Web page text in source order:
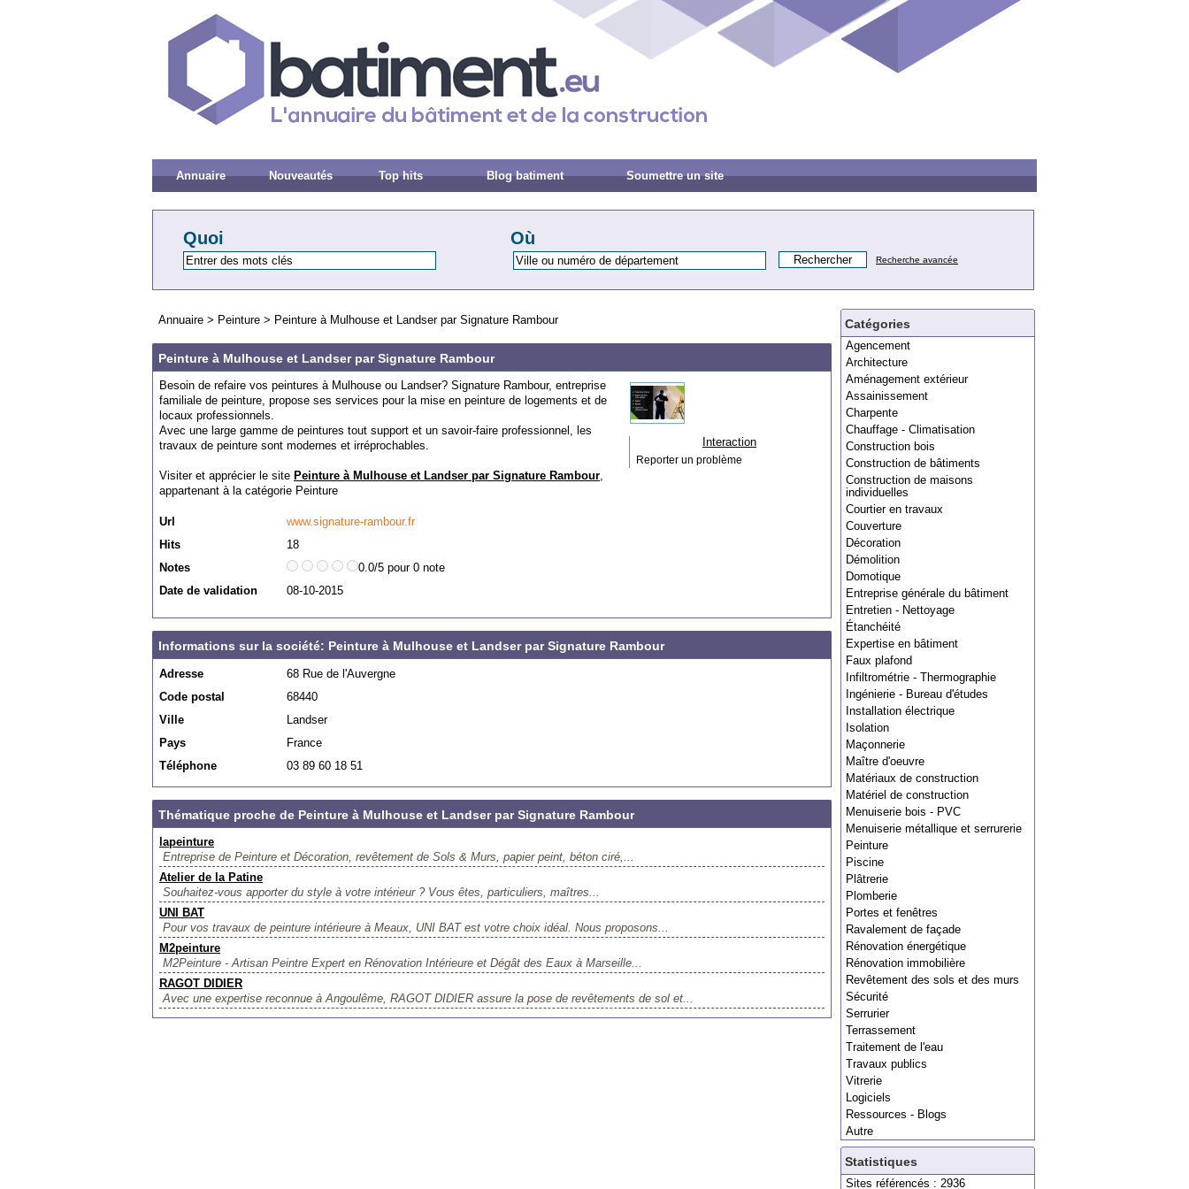
Annuaire Nouveautés Top hits Blog batiment Soumettre un site
Quoi Où
Recherche avancée
Catégories
Agencement
Architecture
Aménagement extérieur
Assainissement
Charpente
Chauffage - Climatisation
Construction bois
Construction de bâtiments
Construction de maisons
individuelles
Courtier en travaux
Couverture
Décoration
Démolition
Domotique
Entreprise générale du bâtiment
Entretien - Nettoyage
Étanchéité
Expertise en bâtiment
Faux plafond
Infiltrométrie - Thermographie
Ingénierie - Bureau d'études
Installation électrique
Isolation
Maçonnerie
Maître d'oeuvre
Matériaux de construction
Matériel de construction
Menuiserie bois - PVC
Menuiserie métallique et serrurerie
Peinture
Piscine
Plâtrerie
Plomberie
Portes et fenêtres
Ravalement de façade
Rénovation énergétique
Rénovation immobilière
Revêtement des sols et des murs
Sécurité
Serrurier
Terrassement
Traitement de l'eau
Travaux publics
Vitrerie
Logiciels
Ressources - Blogs
Autre
Statistiques
Sites référencés : 2936
Annuaire > Peinture > Peinture à Mulhouse et Landser par Signature Rambour
Peinture à Mulhouse et Landser par Signature Rambour
Besoin de refaire vos peintures à Mulhouse ou Landser? Signature Rambour, entreprise
familiale de peinture, propose ses services pour la mise en peinture de logements et de
locaux professionnels.
Avec une large gamme de peintures tout support et un savoir-faire professionnel, les
travaux de peinture sont modernes et irréprochables.
Visiter et apprécier le site Peinture à Mulhouse et Landser par Signature Rambour,
appartenant à la catégorie Peinture
Url
www.signature-rambour.fr
Hits
18
Notes
0.0/5 pour 0 note
Date de validation
08-10-2015
Interaction
Reporter un problème
Informations sur la société: Peinture à Mulhouse et Landser par Signature Rambour
Adresse
68 Rue de l'Auvergne
Code postal
68440
Ville
Landser
Pays
France
Téléphone
03 89 60 18 51
Thématique proche de Peinture à Mulhouse et Landser par Signature Rambour
lapeinture
Entreprise de Peinture et Décoration, revêtement de Sols & Murs, papier peint, béton ciré,...
Atelier de la Patine
Souhaitez-vous apporter du style à votre intérieur ? Vous êtes, particuliers, maîtres...
UNI BAT
Pour vos travaux de peinture intérieure à Meaux, UNI BAT est votre choix idéal. Nous proposons...
M2peinture
M2Peinture - Artisan Peintre Expert en Rénovation Intérieure et Dégât des Eaux à Marseille...
RAGOT DIDIER
Avec une expertise reconnue à Angoulême, RAGOT DIDIER assure la pose de revêtements de sol et...